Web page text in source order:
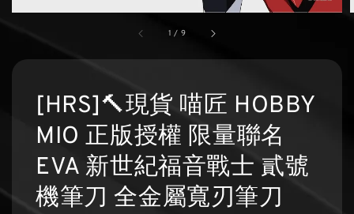
1 / 9
[HRS]🔨現貨 喵匠 HOBBY
MIO 正版授權 限量聯名
EVA 新世紀福音戰士 貳號
機筆刀 全金屬寬刃筆刀